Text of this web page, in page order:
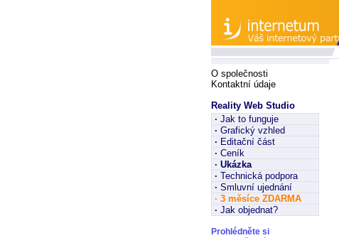
O společnosti
Kontaktní údaje
Reality Web Studio
· Jak to funguje
· Grafický vzhled
· Editační část
· Ceník
· Ukázka
· Technická podpora
· Smluvní ujednání
· 3 měsíce ZDARMA
· Jak objednat?
Prohlédněte si